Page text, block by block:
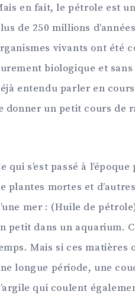
en fait, le pétrole est
de 250 millions
vivants ont été
biologique et
entendu parler en
donner un petit cours de
qui s’est passé à
plantes mortes et
mer : (Huile de
petit dans un aquarium.
Mais si ces matières
longue période, une
qui coulent